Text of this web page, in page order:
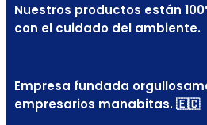
Nuestros productos están
con el cuidado del ambiente.
Empresa fundada
empresarios manabitas. 🇪🇨